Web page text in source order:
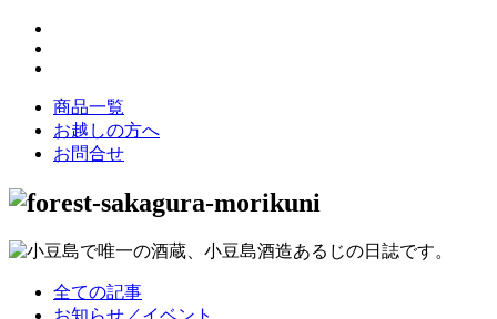
商品一覧
お越しの方へ
お問合せ
全ての記事